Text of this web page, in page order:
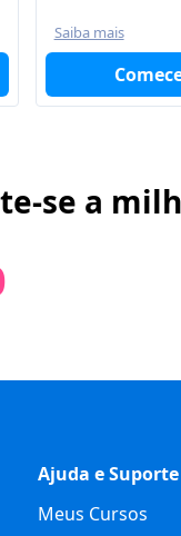
Saiba mais
se a
Ajuda e Suporte
Meus Cursos